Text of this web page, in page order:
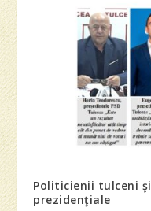
Politicienii tulceni
prezidenţiale